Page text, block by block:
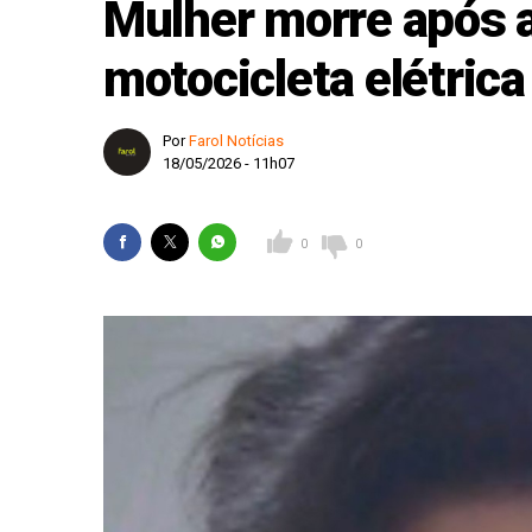
Fiorino invade pista
Estância Turística e
Homem é
Mulher morre após
motocicleta elétrica
PorFarol Notícias
18/05/2026 - 11h07
0 0